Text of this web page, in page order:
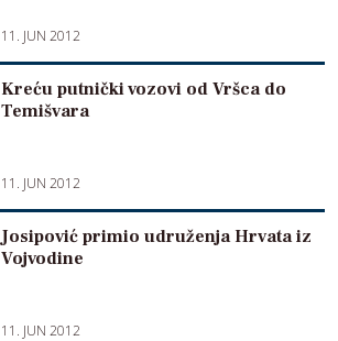
11. JUN 2012
Kreću putnički vozovi od Vršca do
Temišvara
11. JUN 2012
Josipović primio udruženja Hrvata iz
Vojvodine
11. JUN 2012